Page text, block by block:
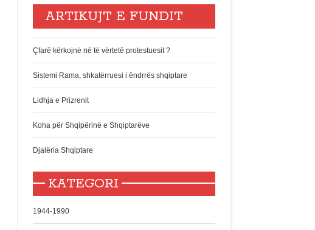
ARTIKUJT E FUNDIT
Çfarë kërkojnë në të vërtetë protestuesit ?
Sistemi Rama, shkatërruesi i ëndrrës shqiptare
Lidhja e Prizrenit
Koha për Shqipërinë e Shqiptarëve
Djalëria Shqiptare
KATEGORI
1944-1990